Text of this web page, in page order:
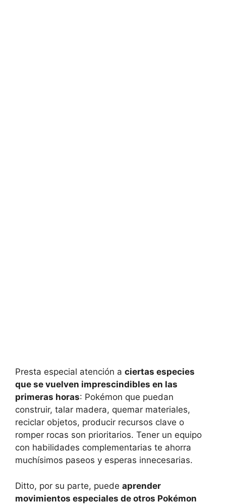
Presta especial atención a ciertas especies
que se vuelven imprescindibles en las
primeras horas: Pokémon que puedan
construir, talar madera, quemar materiales,
reciclar objetos, producir recursos clave o
romper rocas son prioritarios. Tener un equipo
con habilidades complementarias te ahorra
muchísimos paseos y esperas innecesarias.
Ditto, por su parte, puede aprender
movimientos especiales de otros Pokémon